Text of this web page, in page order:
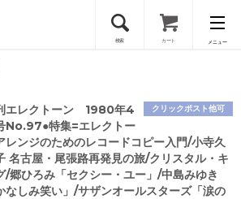
検索 カート メニュー
クリックポスト他可
エレクトーン 1980年4
No.97●特集=エレクトー
レンジのためのレコードコピー入門/小寺久
名古屋・尾張路再発見の旅/クリスタル・キ
/郷ひろみ「セクシー・ユー」/中島みゆき
なしみ笑い」/サザンオールスターズ「涙の